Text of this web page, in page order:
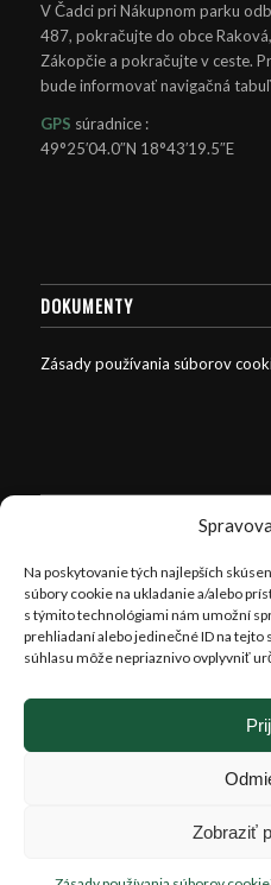
Na poskytovanie tých najlepších
súbory cookie na ukladanie a/alebo
s týmito technológiami nám umožní
prehliadaní alebo jedinečné ID na
súhlasu môže nepriaznivo ovplyvniť
Zobraziť
V Čadci pri Nákupnom parku
487, pokračujte do obce
Zákopčie a pokračujte v ceste.
bude informovať navigačná
GPS súradnice :
49°25′04.0″N 18°43′19.5″E
DOKUMENTY
Zásady používania súborov
Letné obdobie (1.4. – 30.10.)
Pondelok-Sobota: 8:00-18:00
Nedeľa: 9:30-16:30 hod.
Zimné obdobie (1.11. – 31.3.)